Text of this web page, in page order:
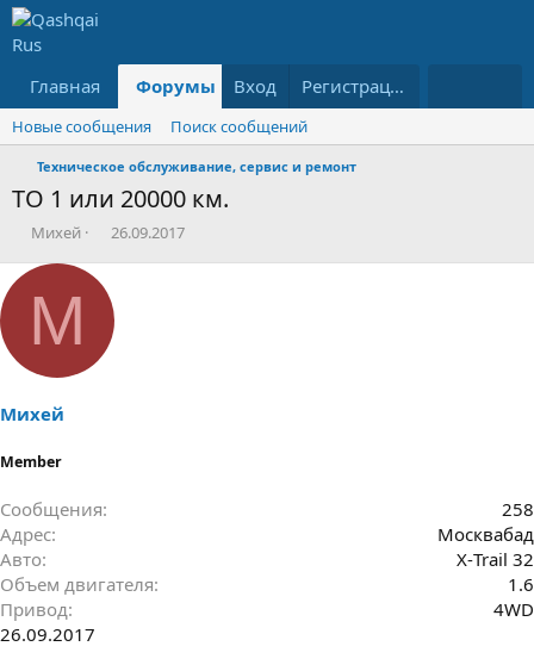
Главная Форумы Что нового?
Вход Регистрация
Новые сообщения Поиск сообщений
Техническое обслуживание, сервис и ремонт
ТО 1 или 20000 км.
А
т
о
м
Михей
Д
а
н
а
26.09.2017
М
Михей
Member
Сообщения
258
Адрес
Москвабад
Авто
Х-Trail 32
Объем двигателя
1.6
Привод
4WD
26.09.2017